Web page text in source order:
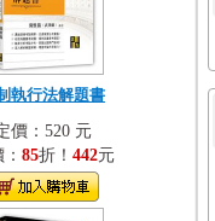
執行法解題書
價：520 元
85折！ 442元